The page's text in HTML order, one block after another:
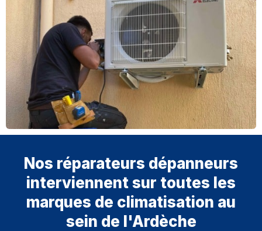
Nos réparateurs dépanneurs
interviennent sur toutes les
marques de climatisation au
sein de l'Ardèche